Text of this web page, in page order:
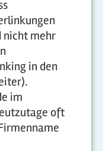
nicht mehr
in den
im
oft